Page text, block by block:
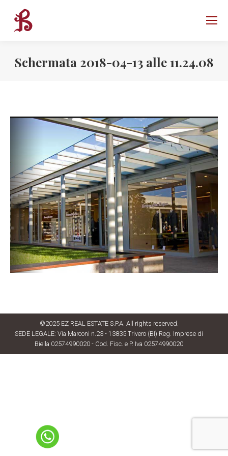
Schermata 2018-04-13 alle 11.24.08
©2025 EZ REAL ESTATE S.P.A. All rights reserved.
SEDE LEGALE: Via Marconi n.23 - 13835 Trivero (BI) Reg. Imprese di
Biella 02574990020 - Cod. Fisc. e P. Iva 02574990020